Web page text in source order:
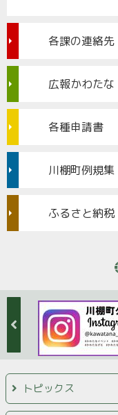
各課の連絡先
広報かわたな
各種申請書
川棚町例規集
ふるさと納税
トピックス